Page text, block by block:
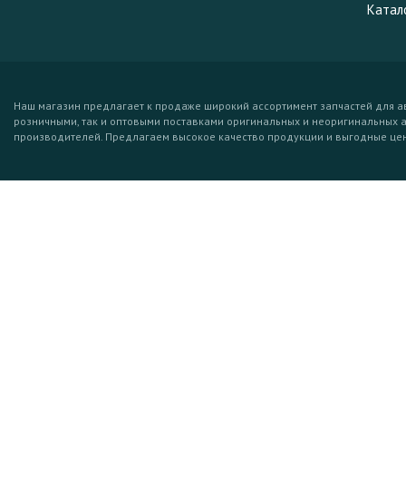
Наш магазин предлагает к продаже широкий ассортимент запчастей для
розничными, так и оптовыми поставками оригинальных и неоригинальных
производителей. Предлагаем высокое качество продукции и выгодные